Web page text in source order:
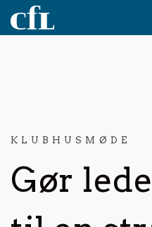
Spring til indhold
KLUBHUSMØDE
Gør